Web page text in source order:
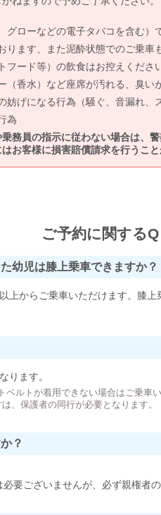
ローなどの電子タバコを含む）
ります、また泥酔状態でのご乗車
ード等）の飲食はお控えください
（香水）など座席が汚れる、臭い
妨げになる行為（騒ぐ、音漏れ
為
乗務員の指示に従わない場合は、
お客様に損害賠償請求を行うこと
ご予約に関する
幼児は膝上乗車できますか？
上からご乗車いただけます。膝
ります。
ルトが着用できない場合はご乗車い
、保護者の同行が必要となります。
？
要ございませんが、必ず親権者